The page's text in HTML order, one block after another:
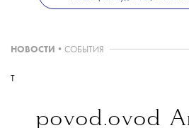
НОВОСТИ • СОБЫТИЯ
T
povod.ovod